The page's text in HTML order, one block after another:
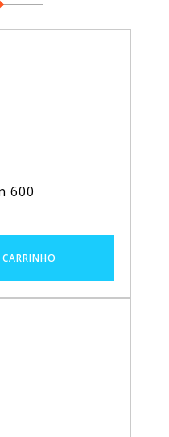
600